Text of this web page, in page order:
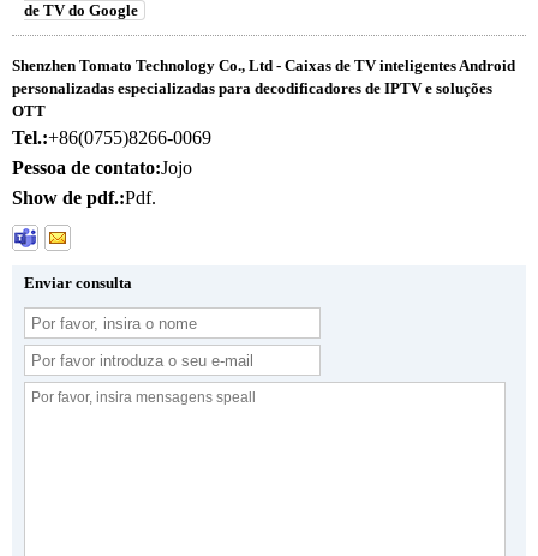
de TV do Google
Shenzhen Tomato Technology Co., Ltd - Caixas de TV inteligentes Android
personalizadas especializadas para decodificadores de IPTV e soluções
OTT
Tel.:+86(0755)8266-0069
Pessoa de contato:Jojo
Show de pdf.:Pdf.
Enviar consulta